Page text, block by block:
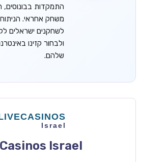
התמקדות בבונוסים,
משחק אחראי.
לשחקנים ישראלים
ולבחור קזינו
שלהם.
Israel